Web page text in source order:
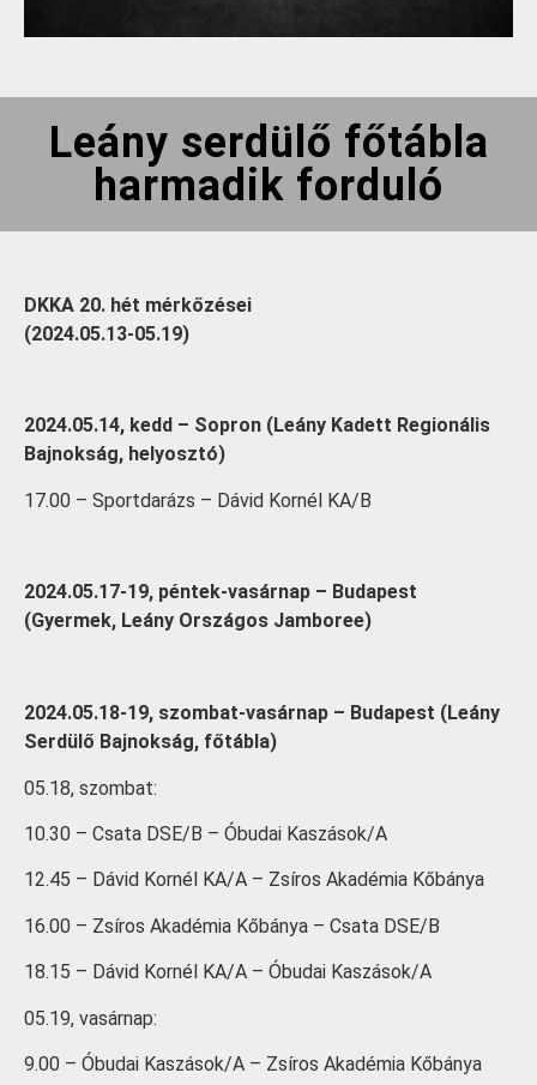
Leány serdülő főtábla
harmadik forduló
DKKA 20. hét mérkőzései
(2024.05.13-05.19)
2024.05.14, kedd – Sopron (Leány Kadett Regionális
Bajnokság, helyosztó)
17.00 – Sportdarázs – Dávid Kornél KA/B
2024.05.17-19, péntek-vasárnap – Budapest
(Gyermek, Leány Országos Jamboree)
2024.05.18-19, szombat-vasárnap – Budapest (Leány
Serdülő Bajnokság, főtábla)
05.18, szombat:
10.30 – Csata DSE/B – Óbudai Kaszások/A
12.45 – Dávid Kornél KA/A – Zsíros Akadémia Kőbánya
16.00 – Zsíros Akadémia Kőbánya – Csata DSE/B
18.15 – Dávid Kornél KA/A – Óbudai Kaszások/A
05.19, vasárnap:
9.00 – Óbudai Kaszások/A – Zsíros Akadémia Kőbánya